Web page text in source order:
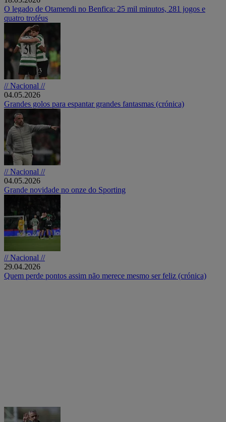
O legado de Otamendi no Benfica: 25 mil minutos, 281 jogos e
quatro troféus
// Nacional //
04.05.2026
Grandes golos para espantar grandes fantasmas (crónica)
// Nacional //
04.05.2026
Grande novidade no onze do Sporting
// Nacional //
29.04.2026
Quem perde pontos assim não merece mesmo ser feliz (crónica)